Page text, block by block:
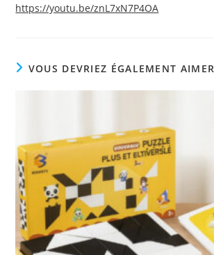
https://youtu.be/znL7xN7P4OA
VOUS DEVRIEZ ÉGALEMENT AIMER